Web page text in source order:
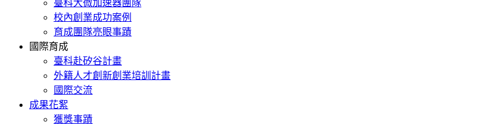
臺科大微加速器團隊
校內創業成功案例
育成團隊亮眼事蹟
國際育成
臺科赴矽谷計畫
外籍人才創新創業培訓計畫
國際交流
成果花絮
獲獎事蹟